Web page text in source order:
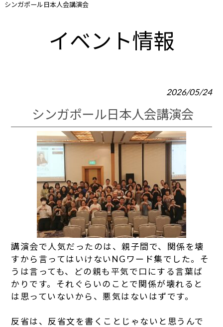
シンガポール日本人会講演会
イベント情報
2026/05/24
シンガポール日本人会講演会
講演会で人気だったのは、親子間で、関係を壊
すから言ってはいけないNGワード集でした。そ
うは言っても、どの親も平気で口にする言葉ば
かりです。それぐらいのことで関係が壊れると
は思っていないから、悪気はないはずです。
反省は、反省文を書くことじゃないと思うんで